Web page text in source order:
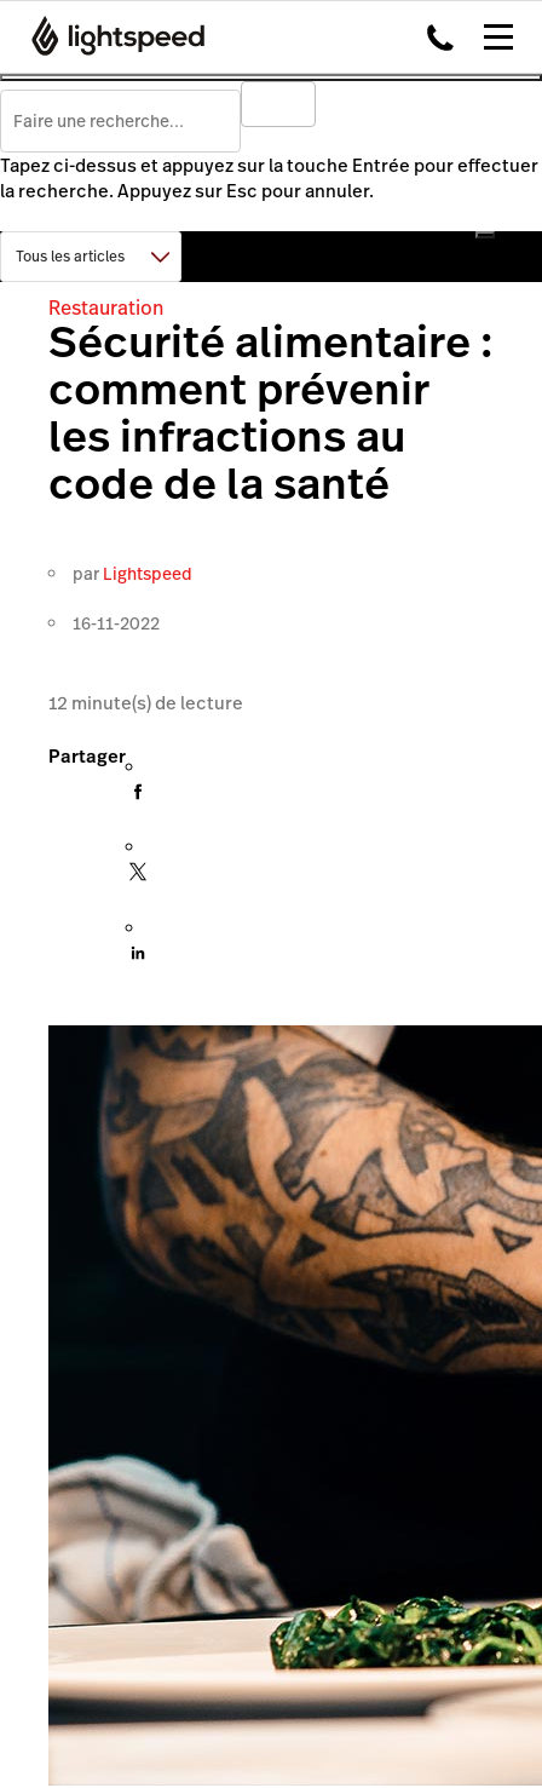
Tapez ci-dessus et appuyez sur la touche Entrée pour effectuer
la recherche. Appuyez sur Esc pour annuler.
Restauration
Sécurité alimentaire :
comment prévenir
les infractions au
code de la santé
par Lightspeed
16-11-2022
12 minute(s) de lecture
Partager